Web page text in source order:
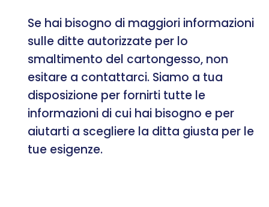
Se hai bisogno di maggiori informazioni
sulle ditte autorizzate per lo
smaltimento del cartongesso, non
esitare a contattarci. Siamo a tua
disposizione per fornirti tutte le
informazioni di cui hai bisogno e per
aiutarti a scegliere la ditta giusta per le
tue esigenze.